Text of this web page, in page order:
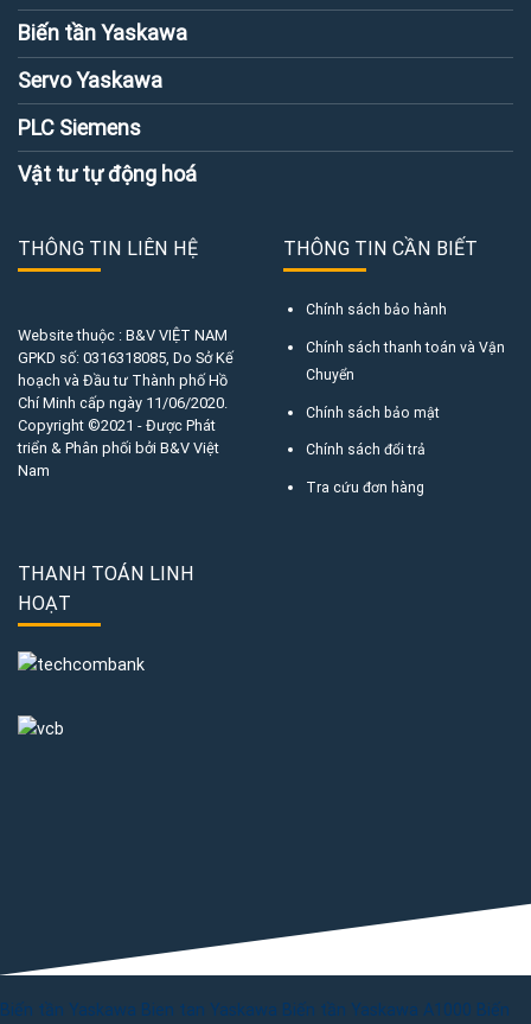
Biến tần Yaskawa
Servo Yaskawa
PLC Siemens
Vật tư tự động hoá
THÔNG TIN LIÊN HỆ
Website thuộc : B&V VIỆT NAM
GPKD số: 0316318085, Do Sở Kế
hoạch và Đầu tư Thành phố Hồ
Chí Minh cấp ngày 11/06/2020.
Copyright ©2021 - Được Phát
triển & Phân phối bởi B&V Việt
Nam
THÔNG TIN CẦN BIẾT
Chính sách bảo hành
Chính sách thanh toán và Vận
Chuyển
Chính sách bảo mật
Chính sách đổi trả
Tra cứu đơn hàng
THANH TOÁN LINH
HOẠT
Biến tần Yaskawa Bien tan Yaskawa Biến tần Yaskawa A1000 Biến